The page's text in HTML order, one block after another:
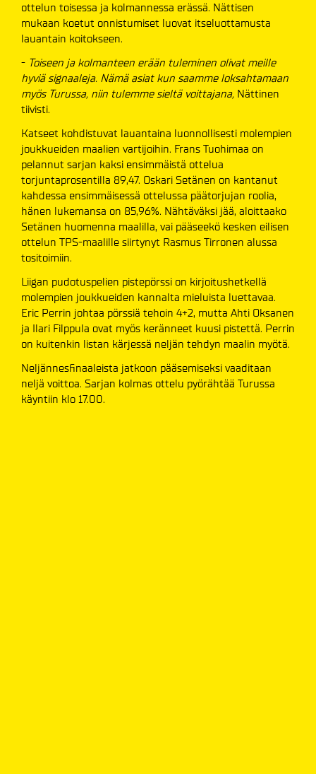
ottelun toisessa ja kolmannessa erässä. Nättisen
mukaan koetut onnistumiset luovat itseluottamusta
lauantain koitokseen.
- Toiseen ja kolmanteen erään tuleminen olivat meille
hyviä signaaleja. Nämä asiat kun saamme loksahtamaan
myös Turussa, niin tulemme sieltä voittajana, Nättinen
tiivisti.
Katseet kohdistuvat lauantaina luonnollisesti molempien
joukkueiden maalien vartijoihin. Frans Tuohimaa on
pelannut sarjan kaksi ensimmäistä ottelua
torjuntaprosentilla 89,47. Oskari Setänen on kantanut
kahdessa ensimmäisessä ottelussa päätorjujan roolia,
hänen lukemansa on 85,96%. Nähtäväksi jää, aloittaako
Setänen huomenna maalilla, vai pääseekö kesken eilisen
ottelun TPS-maalille siirtynyt Rasmus Tirronen alussa
tositoimiin.
Liigan pudotuspelien pistepörssi on kirjoitushetkellä
molempien joukkueiden kannalta mieluista luettavaa.
Eric Perrin johtaa pörssiä tehoin 4+2, mutta Ahti Oksanen
ja Ilari Filppula ovat myös keränneet kuusi pistettä. Perrin
on kuitenkin listan kärjessä neljän tehdyn maalin myötä.
Neljännesfinaaleista jatkoon pääsemiseksi vaaditaan
neljä voittoa. Sarjan kolmas ottelu pyörähtää Turussa
käyntiin klo 17.00.